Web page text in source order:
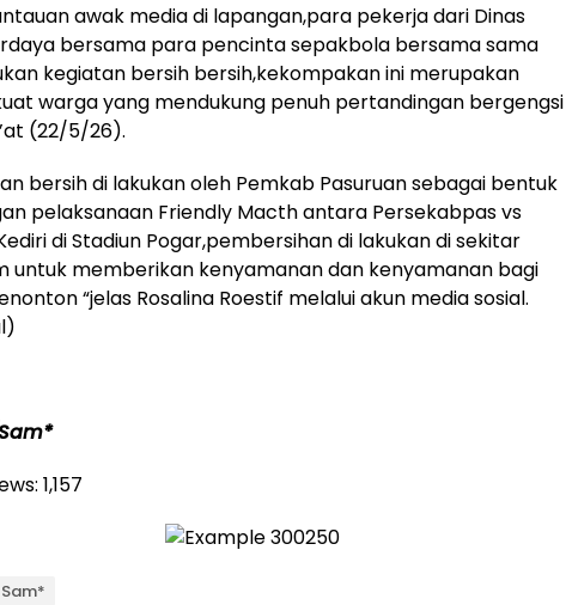
awak media di lapangan,para pekerja dari Dinas
bersama para pencinta sepakbola bersama sama
kegiatan bersih bersih,kekompakan ini merupakan
warga yang mendukung penuh pertandingan bergengsi
(22/5/26).
bersih di lakukan oleh Pemkab Pasuruan sebagai bentuk
pelaksanaan Friendly Macth antara Persekabpas vs
di Stadiun Pogar,pembersihan di lakukan di sekitar
untuk memberikan kenyamanan dan kenyamanan bagi
“jelas Rosalina Roestif melalui akun media sosial.
1,157